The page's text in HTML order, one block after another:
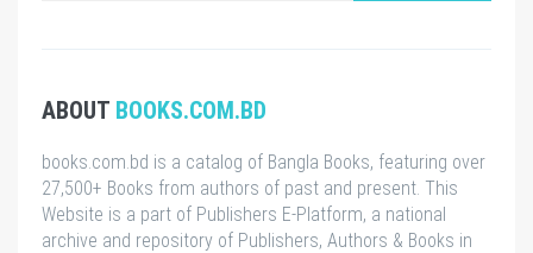
ABOUT BOOKS.COM.BD
books.com.bd is a catalog of Bangla Books, featuring over
27,500+ Books from authors of past and present. This
Website is a part of Publishers E-Platform, a national
archive and repository of Publishers, Authors & Books in